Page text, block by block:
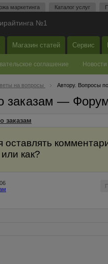
маркетинга Каталог услуг
№1
Магазин статей Сервис
соглашение Новости
на вопросы Автору. Вопросы
заказам —
заказам
оставлять
как?